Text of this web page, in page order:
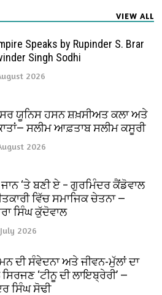
VIEW ALL
Speaks by Rupinder S. Brar
Singh Sodhi
2026
ਯੂਨਿਸ ਹਸਨ ਸ਼ਖ਼ਸੀਅਤ ਕਲਾ ਅਤੇ
ਸਲੀਮ ਆਫ਼ਤਾਬ ਸਲੀਮ ਕਸੂਰੀ
2026
ਜਾਨ ‘ਤੇ ਬਣੀ ਏ – ਗੁਰਮਿੰਦਰ ਕੈਂਡੋਵਾਲ
ਵਿੱਚ ਸਮਾਜਿਕ ਚੇਤਨਾ —
ਸਿੰਘ ਕੁੱਦੋਵਾਲ
2026
ਦੀ ਸੰਵੇਦਨਾ ਅਤੇ ਜੀਵਨ-ਮੁੱਲਾਂ ਦਾ
‘ਟੀਨੂ ਦੀ ਲਾਇਬ੍ਰੇਰੀ’ —
ਸਿੰਘ ਸੋਢੀ